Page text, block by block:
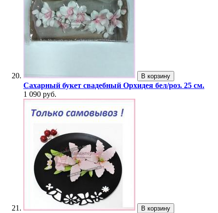
В корзину
Сахарный букет свадебный Орхидея бел/роз. 25 см.
1 090 руб.
В корзину